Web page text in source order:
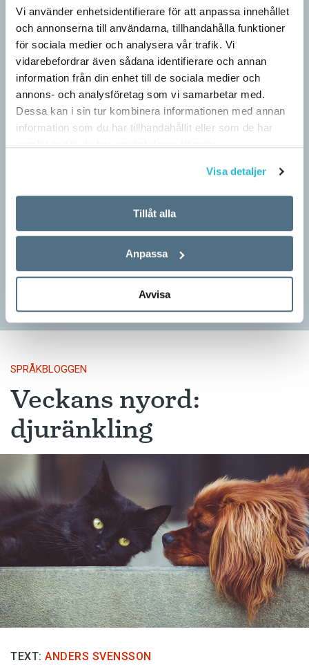
Vi använder enhetsidentifierare för att anpassa innehållet
och annonserna till användarna, tillhandahålla funktioner
för sociala medier och analysera vår trafik. Vi
vidarebefordrar även sådana identifierare och annan
information från din enhet till de sociala medier och
annons- och analysföretag som vi samarbetar med.
Dessa kan i sin tur kombinera informationen med annan
information som du har tillhandahållit eller som de har
Visa detaljer
Tillåt alla
Anpassa
Avvisa
Pressmeddelande: Hjovisst älskar vi
ordvitsar!
– Vinnarna visar att lyckade ordvitsar alltid går hem. En bra
kommunslogan kombinerar ett träffsäkert budskap om
…
SPRÅKBLOGGEN
Veckans nyord:
djuränkling
TEXT: ANDERS SVENSSON